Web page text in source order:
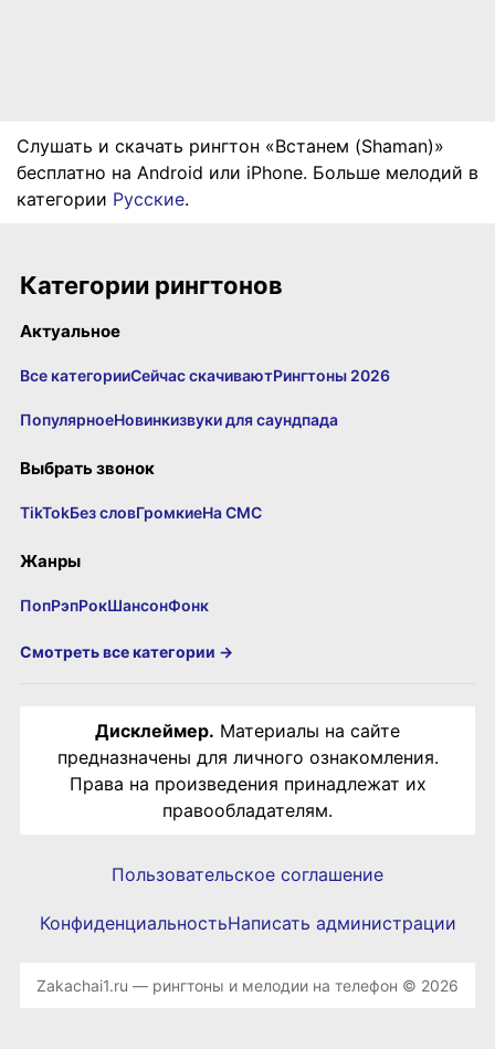
Слушать и скачать рингтон «Встанем (Shaman)»
бесплатно на Android или iPhone. Больше мелодий в
категории Русские.
Категории рингтонов
Актуальное
Все категорииСейчас скачиваютРингтоны 2026
ПопулярноеНовинкизвуки для саундпада
Выбрать звонок
TikTokБез словГромкиеНа СМС
Жанры
ПопРэпРокШансонФонк
Смотреть все категории →
Дисклеймер. Материалы на сайте
предназначены для личного ознакомления.
Права на произведения принадлежат их
правообладателям.
Пользовательское соглашение
КонфиденциальностьНаписать администрации
Zakachai1.ru — рингтоны и мелодии на телефон © 2026